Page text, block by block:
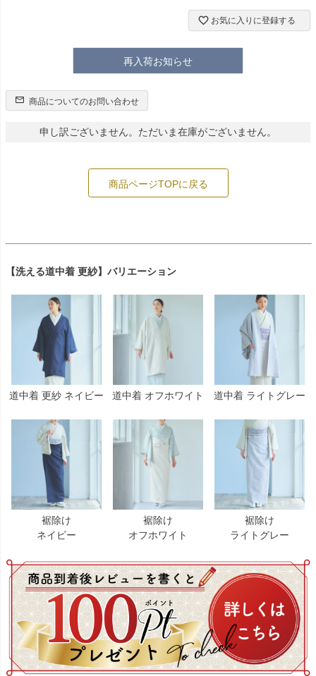
お気に入りに登録する
再入荷お知らせ
商品についてのお問い合わせ
申し訳ございません。ただいま在庫がございません。
商品ページTOPに戻る
【洗える道中着 更紗】バリエーション
道中着 更紗 ネイビー 道中着 オフホワイト 道中着 ライトグレー
裾除け
ネイビー
裾除け
オフホワイト
裾除け
ライトグレー